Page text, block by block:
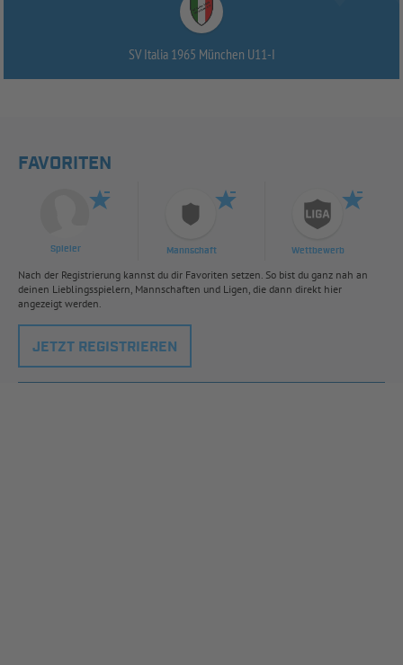
SV Italia 1965 München U11-I
FAVORITEN
Spieler Mannschaft Wettbewerb
Nach der Registrierung kannst du dir Favoriten setzen. So bist du ganz nah an
deinen Lieblingsspielern, Mannschaften und Ligen, die dann direkt hier
angezeigt werden.
JETZT REGISTRIEREN